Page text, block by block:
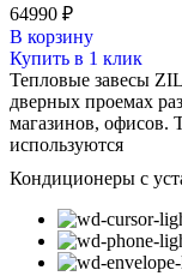
64990 ₽
В корзину
Купить в 1 клик
Тепловые завесы
дверных проемах
магазинов, офисов.
используются
Кондиционеры с